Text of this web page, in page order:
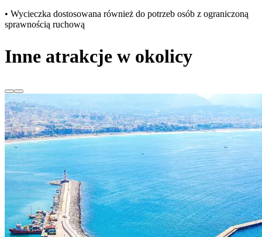
• Wycieczka dostosowana również do potrzeb osób z ograniczoną
sprawnością ruchową
Inne atrakcje w okolicy